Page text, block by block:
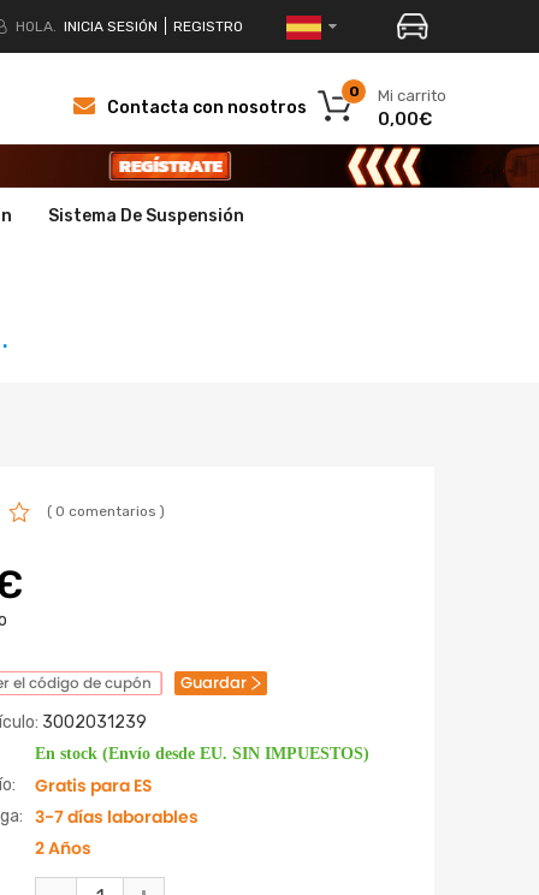
HOLA. INICIA SESIÓN REGISTRO
Mi carrito
0
0,00€
Contacta con nosotros
Sistema De Suspensión
( 0 comentarios )
el código de cupón Guardar
3002031239
En stock (Envío desde EU. SIN IMPUESTOS)
Gratis para ES
3-7 días laborables
2 Años